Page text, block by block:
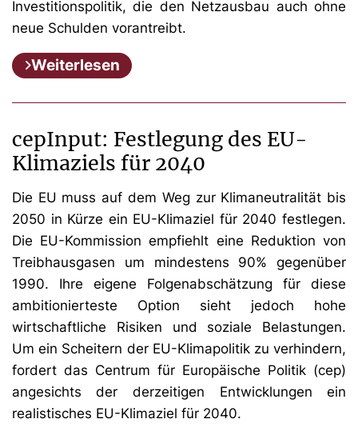
Investitionspolitik, die den Netzausbau auch ohne
neue Schulden vorantreibt.
Weiterlesen
cepInput: Festlegung des EU-
Klimaziels für 2040
Die EU muss auf dem Weg zur Klimaneutralität bis
2050 in Kürze ein EU-Klimaziel für 2040 festlegen.
Die EU-Kommission empfiehlt eine Reduktion von
Treibhausgasen um mindestens 90% gegenüber
1990. Ihre eigene Folgenabschätzung für diese
ambitionierteste Option sieht jedoch hohe
wirtschaftliche Risiken und soziale Belastungen.
Um ein Scheitern der EU-Klimapolitik zu verhindern,
fordert das Centrum für Europäische Politik (cep)
angesichts der derzeitigen Entwicklungen ein
realistisches EU-Klimaziel für 2040.